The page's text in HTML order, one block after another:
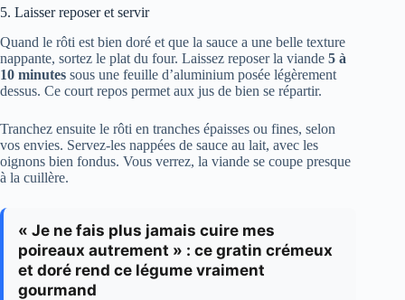
5. Laisser reposer et servir
Quand le rôti est bien doré et que la sauce a une belle texture
nappante, sortez le plat du four. Laissez reposer la viande 5 à
10 minutes sous une feuille d’aluminium posée légèrement
dessus. Ce court repos permet aux jus de bien se répartir.
Tranchez ensuite le rôti en tranches épaisses ou fines, selon
vos envies. Servez-les nappées de sauce au lait, avec les
oignons bien fondus. Vous verrez, la viande se coupe presque
à la cuillère.
« Je ne fais plus jamais cuire mes
poireaux autrement » : ce gratin crémeux
et doré rend ce légume vraiment
gourmand